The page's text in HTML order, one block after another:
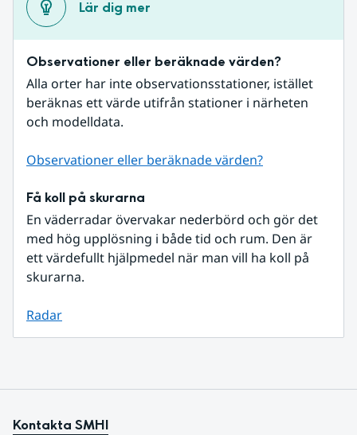
Lär dig mer
Observationer eller beräknade värden?
Alla orter har inte observationsstationer, istället
beräknas ett värde utifrån stationer i närheten
och modelldata.
Observationer eller beräknade värden?
Få koll på skurarna
En väderradar övervakar nederbörd och gör det
med hög upplösning i både tid och rum. Den är
ett värdefullt hjälpmedel när man vill ha koll på
skurarna.
Radar
Kontakta SMHI